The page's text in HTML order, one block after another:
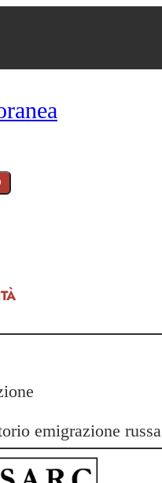
emigrazione russa